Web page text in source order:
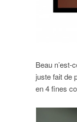
Beau
juste fait de
en 4 fines